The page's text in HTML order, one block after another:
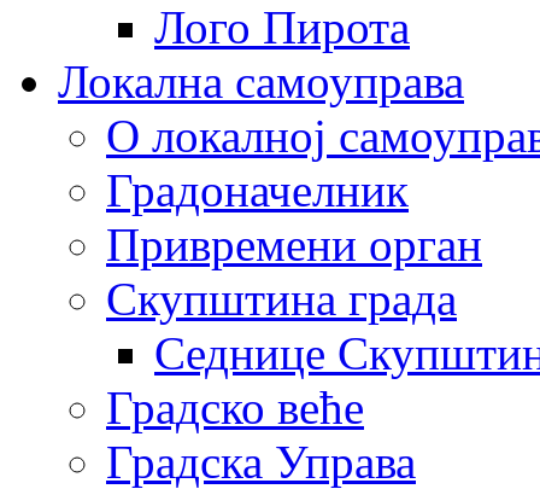
Лого Пирота
Локална самоуправа
О локалној
Градоначелник
Привремени орган
Скупштина града
Седнице
Градско веће
Градска Управа